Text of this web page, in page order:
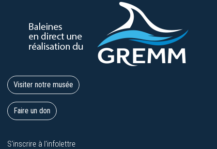
Visiter notre musée
Faire un don
S'inscrire à l'infolettre